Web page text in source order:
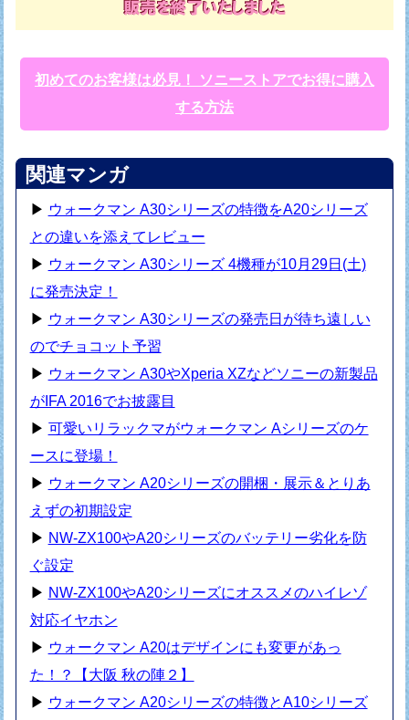
初めてのお客様は必見！ ソニーストアでお得に購入
する方法
関連マンガ
▶ ウォークマン A30シリーズの特徴をA20シリーズ
との違いを添えてレビュー
▶ ウォークマン A30シリーズ 4機種が10月29日(土)
に発売決定！
▶ ウォークマン A30シリーズの発売日が待ち遠しい
のでチョコット予習
▶ ウォークマン A30やXperia XZなどソニーの新製品
がIFA 2016でお披露目
▶ 可愛いリラックマがウォークマン Aシリーズのケ
ースに登場！
▶ ウォークマン A20シリーズの開梱・展示＆とりあ
えずの初期設定
▶ NW-ZX100やA20シリーズのバッテリー劣化を防
ぐ設定
▶ NW-ZX100やA20シリーズにオススメのハイレゾ
対応イヤホン
▶ ウォークマン A20はデザインにも変更があっ
た！？【大阪 秋の陣２】
▶ ウォークマン A20シリーズの特徴とA10シリーズ